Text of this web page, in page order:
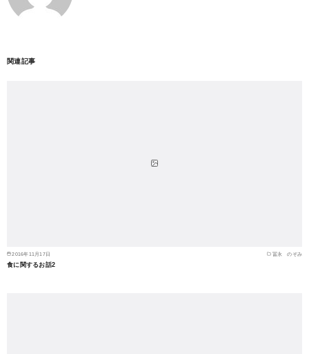
関連記事
2016年11月17日 冨永 のぞみ
食に関するお話2